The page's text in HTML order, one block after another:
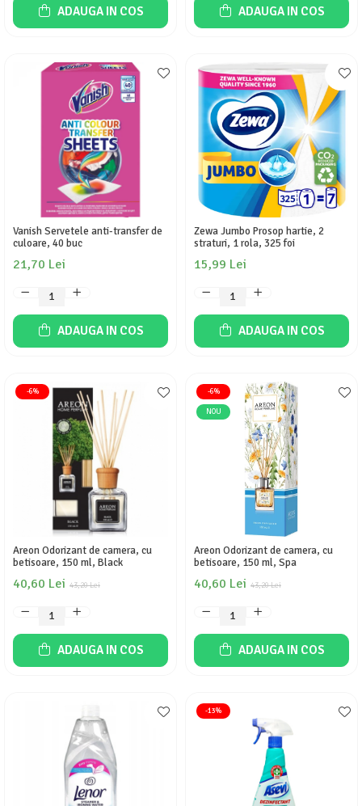
ADAUGA IN COS ADAUGA IN COS
Vanish Servetele anti-transfer de
culoare, 40 buc
21,70 Lei
ADAUGA IN COS
Zewa Jumbo Prosop hartie, 2
straturi, 1 rola, 325 foi
15,99 Lei
ADAUGA IN COS
-6%
Areon Odorizant de camera, cu
betisoare, 150 ml, Black
43,20 Lei
40,60 Lei
ADAUGA IN COS
-6%
NOU
Areon Odorizant de camera, cu
betisoare, 150 ml, Spa
43,20 Lei
40,60 Lei
ADAUGA IN COS
-13%